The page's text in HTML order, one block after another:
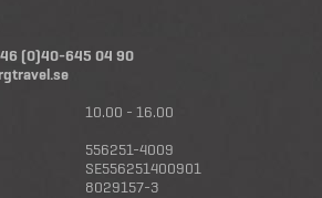
(0)40-645 04 90
10.00 - 16.00
556251-4009
SE556251400901
8029157-3